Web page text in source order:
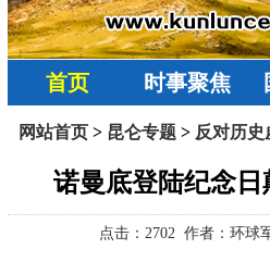
首页 时事聚焦
网站首页 > 昆仑专题 > 反对历史
诺曼底登陆纪念
点击： 2702 作者：环球